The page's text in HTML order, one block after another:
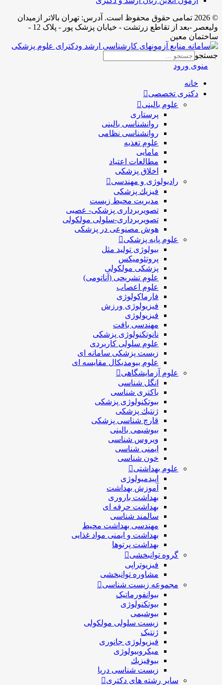
© 2026 تمامی حقوق محفوظ است. آدرس:‌ تهران بالاتر ازمیدان
ولیعصر -بعد از تقاطع زرتشت - خیابان پزشک پور - پلاک 12 -
ساختمان معین
جستجو
منوی ورود
خانه
دکتری تخصصی
علوم بالینی
پرستاری
روانشناسی بالینی
روانشناسی نظامی
علوم تغذیه
مامایی
مطالعات اعتیاد
اخلاق پزشکی
رادیولوژی و مهندسی
فيزيك پزشکی
مدیریت محیط زیست
تصویربرداری پزشکی- عصبی
تصویربرداری-سلولی مولکولی
هوش مصنوعی در پزشکی
علوم پایه پزشکی
بیولوژی تولید مثل
پروتئومیکس
پزشکی مولکولی
علوم تشریحی (آناتومی)
علوم اعصاب
فارماکولوژی
فیزیولوژی ورزش
فیزیولوژی
مهندسی بافت
نانوتکنولوژی پزشکی
علوم سلولی کاربردی
زیست پزشکی سامانه ای
علوم بیومدیکال مقایسه ای
علوم آزمایشگاهی
انگل شناسی
باکتری شناسی
بیوتکنولوژی پزشکی
ژنتيك پزشکی
قارچ شناسی پزشكی
بیوشیمی بالینی
ویروس شناسی
ایمنی شناسی
خون شناسی
علوم بهداشتی
اپیدمیولوژی
آموزش بهداشت
بهداشت باروری
بهداشت حرفه ای
سالمند شناسی
مهندسی بهداشت محيط
بهداشت و ایمنی مواد غذایی
بهداشت پرتوها
گروه توانبخشی
فیزیوتراپی
مشاوره توانبخشی
مجموعه زیست شناسی
بیوانفورماتیک
بیوتکنولوژی
بیوشیمی
زیست سلولی مولکولی
ژنتیک
فیزیولوژی جانوری
میکروبیولوژی
بيوفيزيك
زیست شناسی دریا
سایر رشته های دکتری